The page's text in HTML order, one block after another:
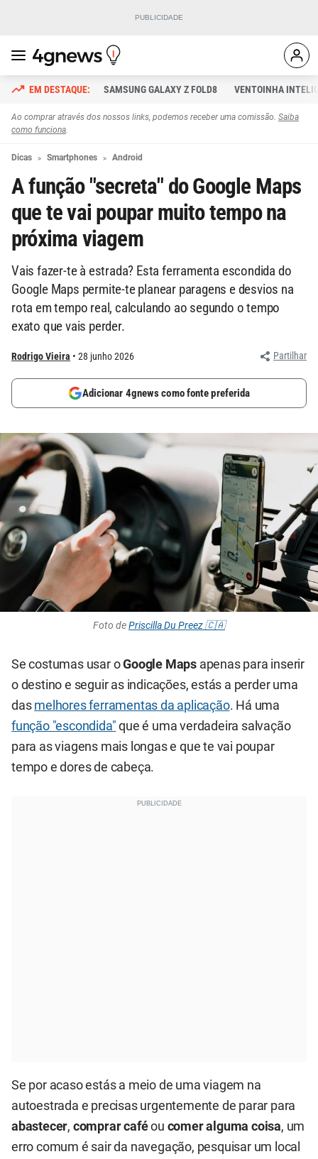
SAMSUNG GALAXY Z FOLD8 VENTOINHA
Ao comprar através dos nossos links, podemos receber uma comissão. Saiba
como funciona.
Dicas Smartphones Android
A função "secreta" do Google Maps
que te vai poupar muito tempo na
próxima viagem
Vais fazer-te à estrada? Esta ferramenta escondida do
Google Maps permite-te planear paragens e desvios na
rota em tempo real, calculando ao segundo o tempo
exato que vais perder.
Rodrigo Vieira 28 junho 2026 Partilhar
Adicionar 4gnews como fonte preferida
Foto dePriscilla Du Preez 🇨🇦
Se costumas usar oGoogle Maps apenas para inserir
o destino e seguir as indicações, estás a perder uma
das melhores ferramentas da aplicação. Há uma
função "escondida" que é uma verdadeira salvação
para as viagens mais longas e que te vai poupar
tempo e dores de cabeça.
Se por acaso estás a meio de uma viagem na
autoestrada e precisas urgentemente de parar para
abastecer, comprar caféou comer alguma coisa, um
erro comum é sair da navegação, pesquisar um local